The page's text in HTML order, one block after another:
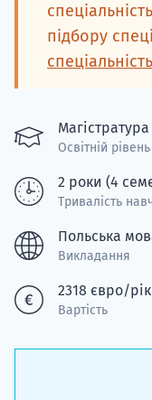
підбору
спеціальність
Магістратура
Освітній рівень
2 роки (4
Тривалість
Польська
Викладання
2318 євро/рік
Вартість